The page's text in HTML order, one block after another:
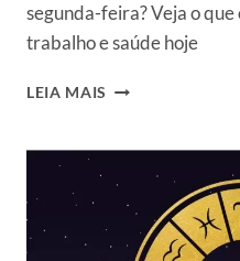
segunda-feira? Veja o
trabalho e saúde hoje
LEIA MAIS HORÓSCOPO
PARA
AQUÁRIO:
VEJA
PREVISÃO
DO